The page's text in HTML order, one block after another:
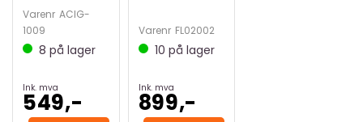
Varenr ACIG-
1009
8 på lager
Ink. mva
549,-
Varenr FL02002
10 på lager
Ink. mva
899,-